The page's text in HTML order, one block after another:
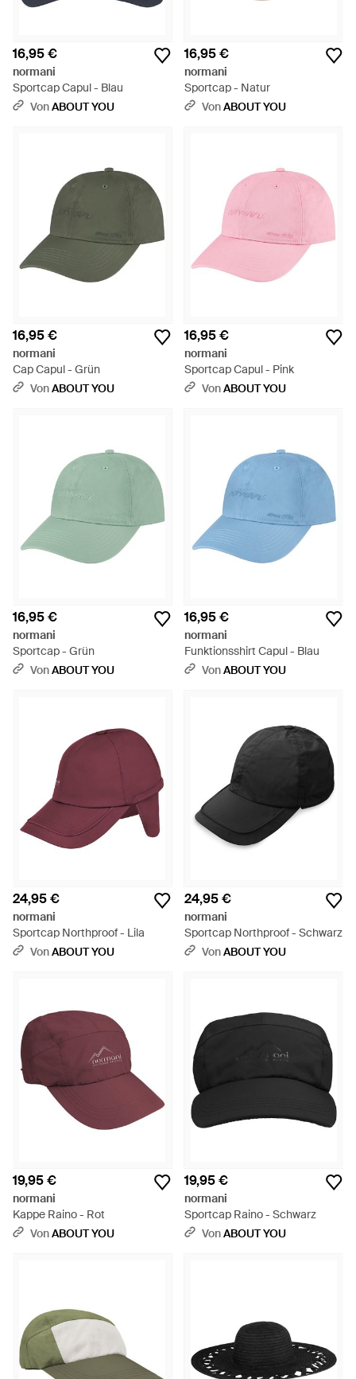
16,95 €
normani
Sportcap Capul - Blau
VonABOUT YOU
16,95 €
normani
Sportcap - Natur
VonABOUT YOU
16,95 €
normani
Cap Capul - Grün
VonABOUT YOU
16,95 €
normani
Sportcap Capul - Pink
VonABOUT YOU
16,95 €
normani
Sportcap - Grün
VonABOUT YOU
16,95 €
normani
Funktionsshirt Capul - Blau
VonABOUT YOU
24,95 €
normani
Sportcap Northproof - Lila
VonABOUT YOU
24,95 €
normani
Sportcap Northproof - Schwarz
VonABOUT YOU
19,95 €
normani
Kappe Raino - Rot
VonABOUT YOU
19,95 €
normani
Sportcap Raino - Schwarz
VonABOUT YOU